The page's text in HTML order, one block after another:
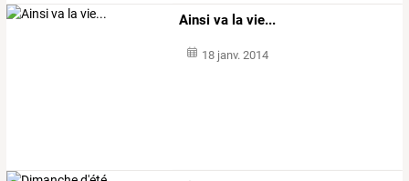
Ainsi va la vie...
18 janv. 2014